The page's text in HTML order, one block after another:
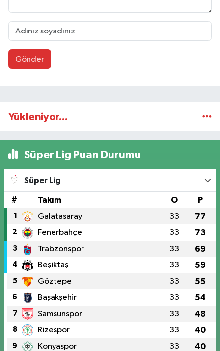
Gönder
Yükleniyor...
Süper Lig Puan Durumu
Süper Lig
# Takım O P
1 Galatasaray 33 77
2 Fenerbahçe 33 73
3 Trabzonspor 33 69
4 Beşiktaş 33 59
5 Göztepe 33 55
6 Başakşehir 33 54
7 Samsunspor 33 48
8 Rizespor 33 40
9 Konyaspor 33 40